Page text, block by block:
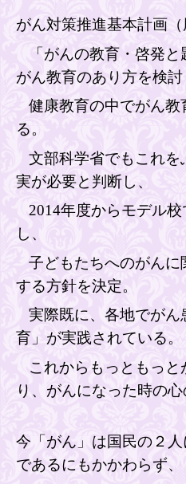
がん対策推進基本計画（
「がんの教育・啓発
がん教育のあり方を検討
健康教育の中でがん
る。
文部科学省でもこれ
実が必要と判断し、
2014年度からモデル
し、
子どもたちへのがん
する方針を決定。
実際既に、各地でがん
育」が実践されている。
これからもっともっ
り、がんになった時の
今「がん」は国民の２
であるにもかかわらず、